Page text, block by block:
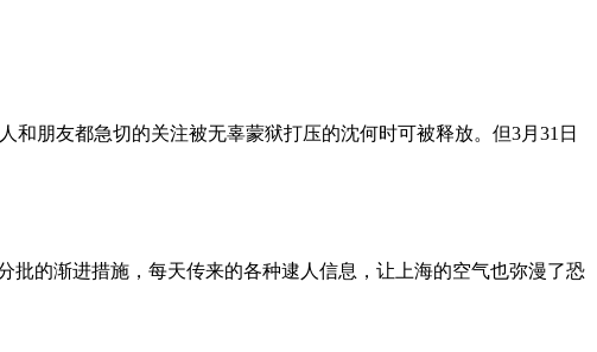
和朋友都急切的关注被无辜蒙狱打压的沈何时可被释放。但3月31日
批的渐进措施，每天传来的各种逮人信息，让上海的空气也弥漫了恐